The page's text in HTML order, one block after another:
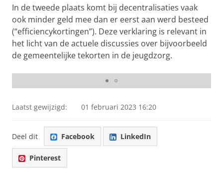
In de tweede plaats komt bij decentralisaties vaak
ook minder geld mee dan er eerst aan werd besteed
(“efficiencykortingen”). Deze verklaring is relevant in
het licht van de actuele discussies over bijvoorbeeld
de gemeentelijke tekorten in de jeugdzorg.
Laatst gewijzigd: 01 februari 2023 16:20
Deel dit Facebook LinkedIn
Pinterest